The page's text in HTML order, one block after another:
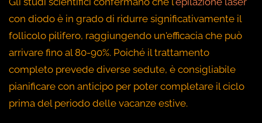
con diodo è in grado di ridurre significativamente il
follicolo pilifero, raggiungendo un'efficacia che può
arrivare fino al 80-90%. Poiché il trattamento
completo prevede diverse sedute, è consigliabile
pianificare con anticipo per poter completare il ciclo
prima del periodo delle vacanze estive.